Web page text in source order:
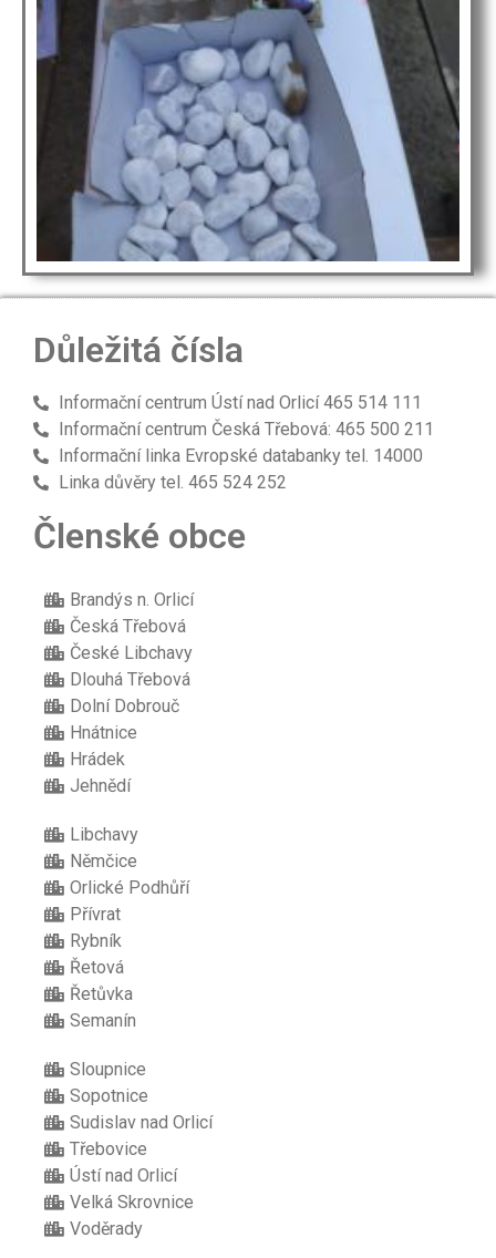
Důležitá čísla
Informační centrum Ústí nad Orlicí 465 514 111
Informační centrum Česká Třebová: 465 500 211
Informační linka Evropské databanky tel. 14000
Linka důvěry tel. 465 524 252
Členské obce
Brandýs n. Orlicí
Česká Třebová
České Libchavy
Dlouhá Třebová
Dolní Dobrouč
Hnátnice
Hrádek
Jehnědí
Libchavy
Němčice
Orlické Podhůří
Přívrat
Rybník
Řetová
Řetůvka
Semanín
Sloupnice
Sopotnice
Sudislav nad Orlicí
Třebovice
Ústí nad Orlicí
Velká Skrovnice
Voděrady